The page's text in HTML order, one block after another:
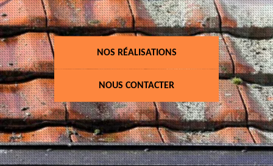
NOS RÉALISATIONS
NOUS CONTACTER